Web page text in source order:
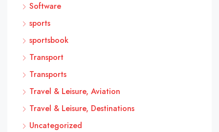
Software
sports
sportsbook
Transport
Transports
Travel & Leisure, Aviation
Travel & Leisure, Destinations
Uncategorized